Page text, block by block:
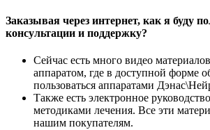
Заказывая через интернет, как я буду
консультации и поддержку?
Сейчас есть много видео
аппаратом, где в доступной форме
пользоваться аппаратами
Также есть электронное
методиками лечения. Все эти
нашим покупателям.